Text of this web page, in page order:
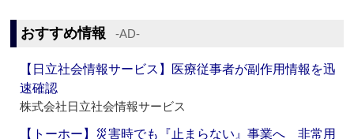
おすすめ情報 ‐AD‐
【日立社会情報サービス】医療従事者が副作用情報を迅
速確認
株式会社日立社会情報サービス
【トーホー】災害時でも『止まらない』事業へ 非常用